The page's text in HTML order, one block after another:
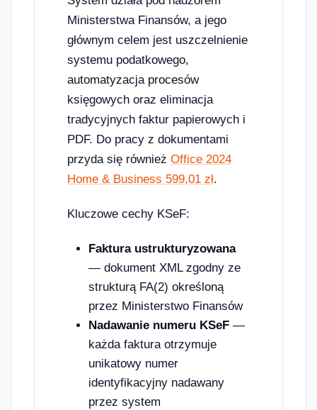
Ministerstwa Finansów, a jego
głównym celem jest uszczelnienie
systemu podatkowego,
automatyzacja procesów
księgowych oraz eliminacja
tradycyjnych faktur papierowych i
PDF. Do pracy z dokumentami
przyda się również Office 2024
Home & Business 599,01 zł.
Kluczowe cechy KSeF:
Faktura ustrukturyzowana
— dokument XML zgodny ze
strukturą FA(2) określoną
przez Ministerstwo Finansów
Nadawanie numeru KSeF —
każda faktura otrzymuje
unikatowy numer
identyfikacyjny nadawany
przez system